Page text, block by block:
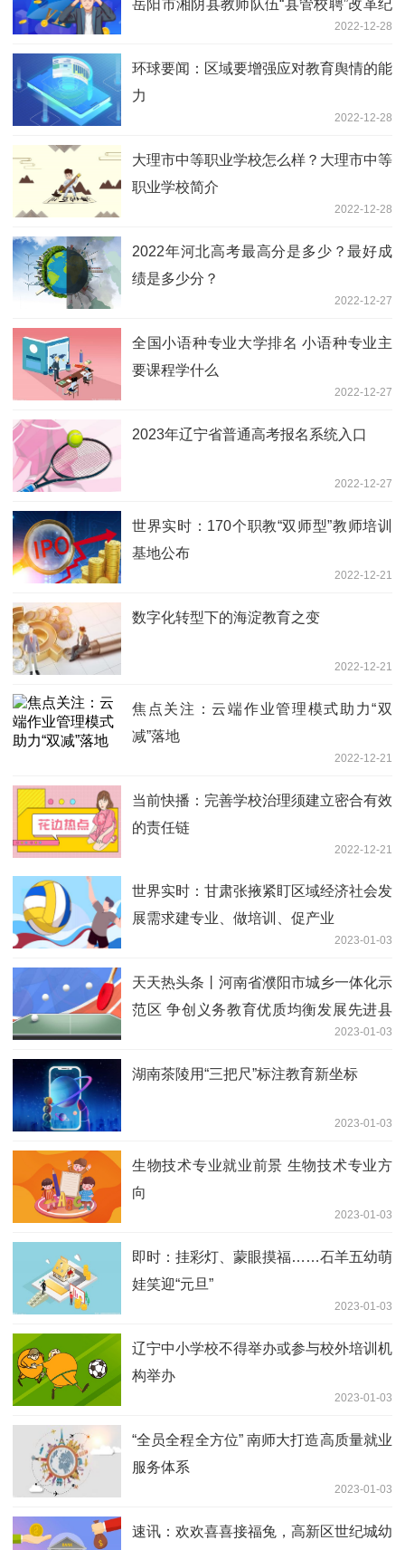
岳阳市湘阴县教师队伍“县管校聘”改革纪
2022-12-28
环球要闻：区域要增强应对教育舆情的能
力
2022-12-28
大理市中等职业学校怎么样？大理市中等
职业学校简介
2022-12-28
2022年河北高考最高分是多少？最好成
绩是多少分？
2022-12-27
全国小语种专业大学排名 小语种专业主
要课程学什么
2022-12-27
2023年辽宁省普通高考报名系统入口
2022-12-27
世界实时：170个职教“双师型”教师培训
基地公布
2022-12-21
数字化转型下的海淀教育之变
2022-12-21
焦点关注：云端作业管理模式助力“双
减”落地
2022-12-21
当前快播：完善学校治理须建立密合有效
的责任链
2022-12-21
世界实时：甘肃张掖紧盯区域经济社会发
展需求建专业、做培训、促产业
2023-01-03
天天热头条丨河南省濮阳市城乡一体化示
范区 争创义务教育优质均衡发展先进县
2023-01-03
湖南茶陵用“三把尺”标注教育新坐标
2023-01-03
生物技术专业就业前景 生物技术专业方
向
2023-01-03
即时：挂彩灯、蒙眼摸福……石羊五幼萌
娃笑迎“元旦”
2023-01-03
辽宁中小学校不得举办或参与校外培训机
构举办
2023-01-03
“全员全程全方位” 南师大打造高质量就业
服务体系
2023-01-03
速讯：欢欢喜喜接福兔，高新区世纪城幼